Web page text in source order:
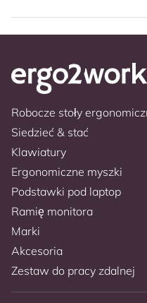
Robocze stoły
Siedzieć & stać
Klawiatury
Ergonomiczne myszki
Podstawki pod laptop
Ramię monitora
Marki
Akcesoria
Zestaw do pracy zdalnej